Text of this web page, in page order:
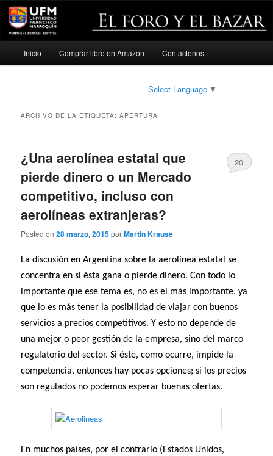
Ir
Ir
Inicio Comprar libro en Amazon Contáctenos
Select Language ▼
ARCHIVO DE LA ETIQUETA:APERTURA
¿Una aerolínea estatal que
pierde dinero o un Mercado
competitivo, incluso con
aerolíneas extranjeras?
Posted on28 marzo, 2015porMartin Krause
20
La discusión en Argentina sobre la aerolínea estatal se
concentra en si ésta gana o pierde dinero. Con todo lo
importante que ese tema es, no es el más importante, ya
que lo es más tener la posibilidad de viajar con buenos
servicios a precios competitivos. Y esto no depende de
una mejor o peor gestión de la empresa, sino del marco
regulatorio del sector. Si éste, como ocurre, impide la
competencia, entonces hay pocas opciones; si los precios
son regulados no podemos esperar buenas ofertas.
En muchos países, por el contrario (Estados Unidos,